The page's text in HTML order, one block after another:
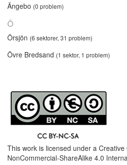
Ängebo (0 problem)
Ö
Örsjön (6 sektorer, 31 problem)
Övre Bredsand (1 sektor, 1 problem)
This work is licensed under a Creative
NonCommercial-ShareAlike 4.0